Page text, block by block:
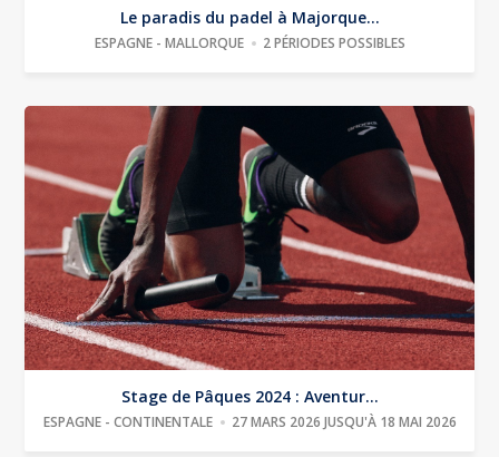
Le paradis du padel à Majorque...
ESPAGNE - MALLORQUE 2 PÉRIODES POSSIBLES
Stage de Pâques 2024 : Aventur...
ESPAGNE - CONTINENTALE 27 MARS 2026 JUSQU'À 18 MAI 2026